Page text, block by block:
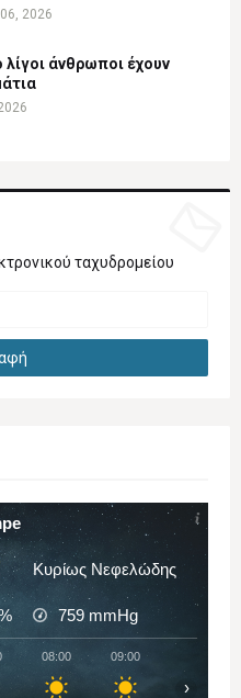
2026
λίγοι άνθρωποι έχουν
ταχυδρομείου
Κυρίως Νεφελώδης
759 mmHg
08:00 09:00
›